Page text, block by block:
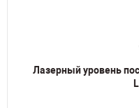
Лазерный уровень